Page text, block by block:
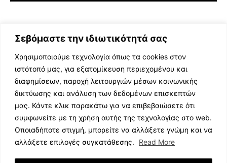
Σεβόμαστε την ιδιωτικότητά σας
Χρησιμοποιούμε τεχνολογία όπως τα cookies στον
ιστότοπό μας, για εξατομίκευση περιεχομένου και
διαφημίσεων, παροχή λειτουργιών μέσων κοινωνικής
δικτύωσης και ανάλυση των δεδομένων επισκεπτών
μας. Κάντε κλικ παρακάτω για να επιβεβαιώσετε ότι
συμφωνείτε με τη χρήση αυτής της τεχνολογίας στο web.
Οποιαδήποτε στιγμή, μπορείτε να αλλάξετε γνώμη και να
αλλάξετε επιλογές συγκατάθεσης.
Read More
ΕΛΛΗΝΙΚΗ ΜΟΥΣΙΚΗ
TV SHOWS
EVENTS
ΘΕΑΤΡΟ
ΔΙΑΓΩΝΙΣΜΟΙ
STOA CULTURA